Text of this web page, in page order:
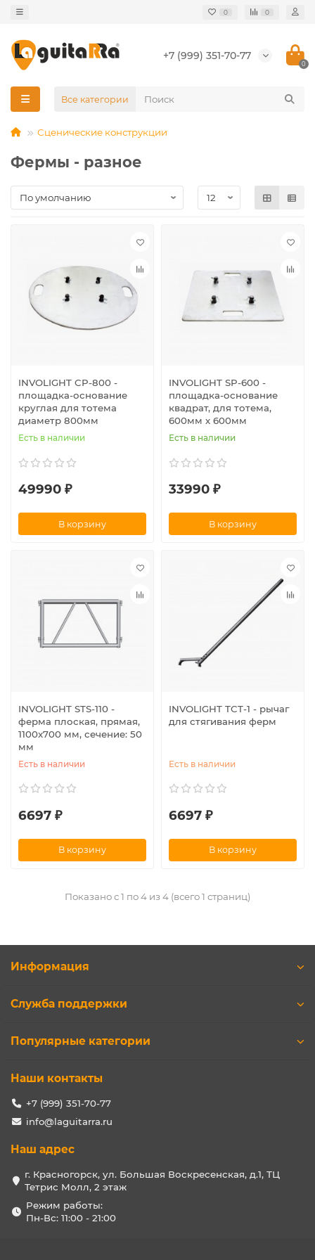
0 0
+7 (999) 351-70-77
0
Все категории
Сценические конструкции
Фермы - разное
INVOLIGHT CP-800 -
площадка-основание
круглая для тотема
диаметр 800мм
Есть в наличии
49990 ₽
В корзину
INVOLIGHT SP-600 -
площадка-основание
квадрат, для тотема,
600мм х 600мм
Есть в наличии
33990 ₽
В корзину
INVOLIGHT STS-110 -
ферма плоская, прямая,
1100x700 мм, сечение: 50
мм
Есть в наличии
6697 ₽
В корзину
INVOLIGHT TCT-1 - рычаг
для стягивания ферм
Есть в наличии
6697 ₽
В корзину
Показано с 1 по 4 из 4 (всего 1 страниц)
Информация
Служба поддержки
Популярные категории
Наши контакты
+7 (999) 351-70-77
info@laguitarra.ru
Наш адрес
г. Красногорск, ул. Большая Воскресенская, д.1, ТЦ
Тетрис Молл, 2 этаж
Режим работы:
Пн-Вс: 11:00 - 21:00